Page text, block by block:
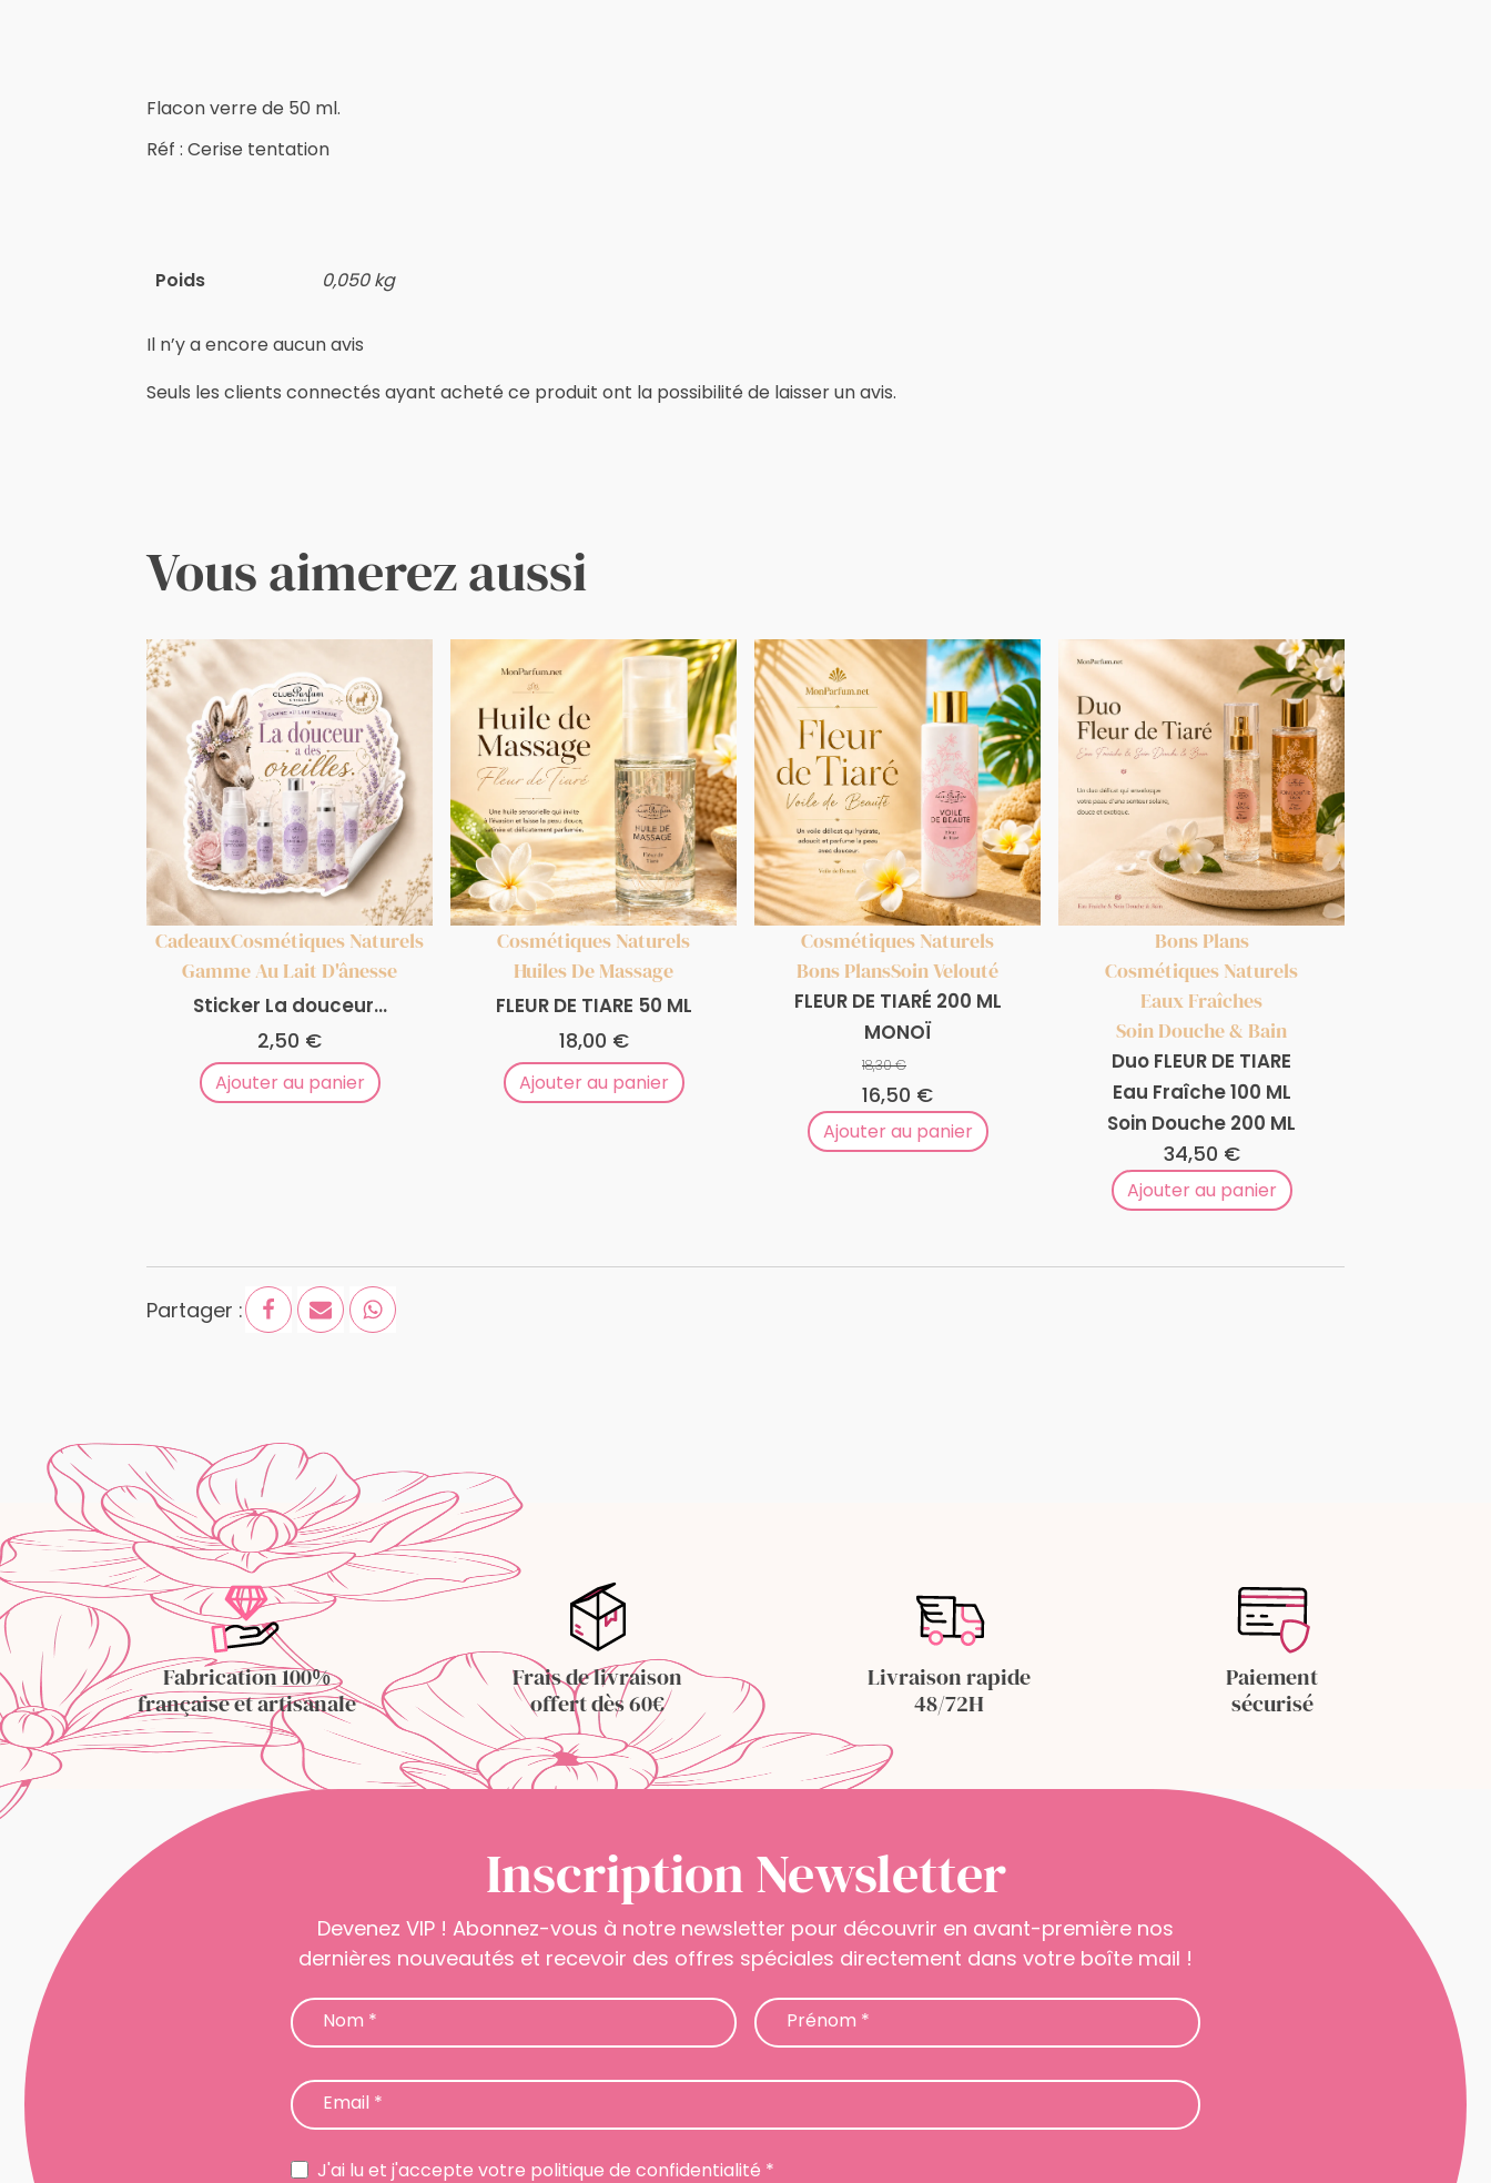
Flacon verre de 50 ml.
Réf : Cerise tentation
Poids 0,050 kg
Il n’y a encore aucun avis
Seuls les clients connectés ayant acheté ce produit ont la possibilité de laisser un avis.
Vous aimerez aussi
CadeauxCosmétiques Naturels
Gamme Au Lait D'ânesse
Sticker La douceur...
2,50 €
Ajouter au panier
Cosmétiques Naturels
Huiles De Massage
FLEUR DE TIARE 50 ML
18,00 €
Ajouter au panier
Cosmétiques Naturels
Bons PlansSoin Velouté
FLEUR DE TIARÉ 200 ML
MONOÏ
18,30€
Le
prix
initial
16,50 €Le
prix
actuel
Ajouter au panier
Bons Plans
Cosmétiques Naturels
Eaux Fraîches
Soin Douche & Bain
Duo FLEUR DE TIARE
Eau Fraîche 100 ML
Soin Douche 200 ML
34,50 €
Ajouter au panier
Partager :
Fabrication 100%
française et artisanale
Frais de livraison
offert dès 60€
Livraison rapide
48/72H
Paiement
sécurisé
Inscription Newsletter
Devenez VIP ! Abonnez-vous à notre newsletter pour découvrir en avant-première nos
dernières nouveautés et recevoir des offres spéciales directement dans votre boîte mail !
Nom * Prénom *
Email *
J'ai lu et j'accepte votre politique de confidentialité *